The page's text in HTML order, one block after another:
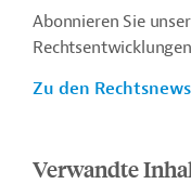
Abonnieren Sie
Zu den Rechtsnews
Verwandte